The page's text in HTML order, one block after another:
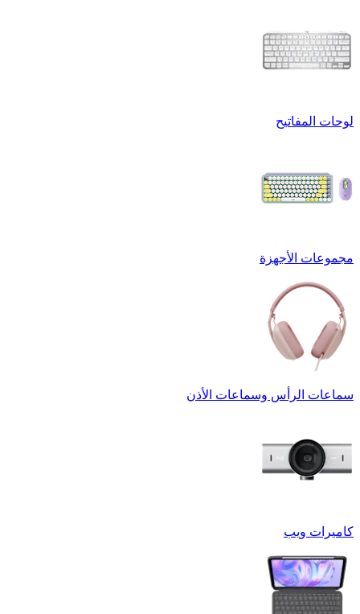
لوحات المفاتيح
مجموعات الأجهزة
سماعات الرأس وسماعات الأذن
كاميرات ويب